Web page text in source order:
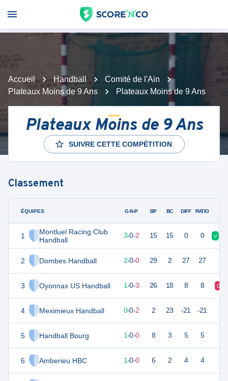
Accueil Handball
Comité de l'Ain
Plateaux Moins de 9 Ans
Plateaux Moins de 9 Ans
Plateaux Moins de 9 Ans
SUIVRE CETTE COMPÉTITION
Classement
ÉQUIPES
1
Montluel Racing Club
Handball
2 Dombes Handball
3 Oyonnax US Handball
4 Meximieux Handball
5 Handball Bourg
6 Amberieu HBC
G-N-P BP BC DIFF RATIO
11 3-0-2 15 15 0 0 V
6 2-0-0 29 2 27 27
6 5 1-0-3 26 18 8 8 D
4 0-0-2 2 23 -21 -21
1-0-0 8 3 5 5
1-0-0 6 2 4 4